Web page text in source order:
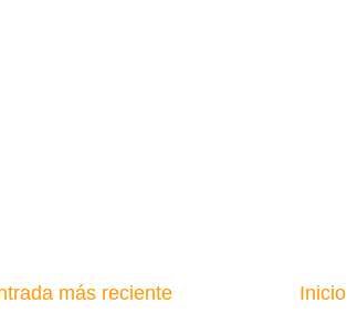
más reciente Inicio